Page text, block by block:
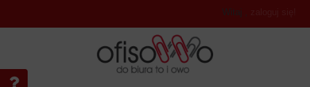
Witaj ,